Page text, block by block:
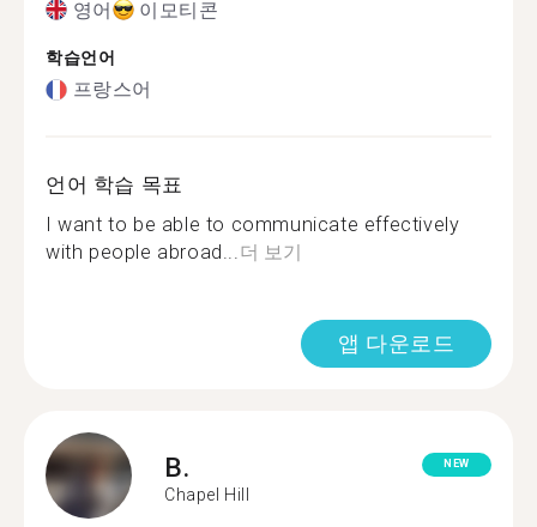
영어 이모티콘
학습언어
프랑스어
언어 학습 목표
I want to be able to communicate effectively
with people abroad...더 보기
앱 다운로드
B.
Chapel Hill
NEW